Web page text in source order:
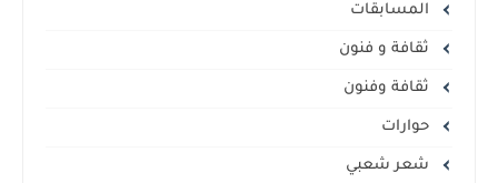
المسابقات
ثقافة و فنون
ثقافة وفنون
حوارات
شعر شعبي